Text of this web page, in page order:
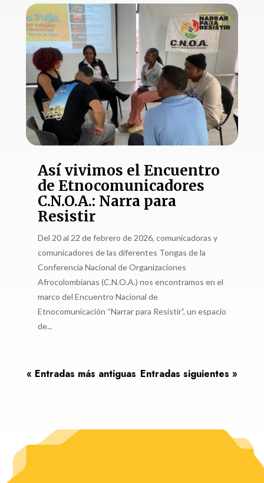
Así vivimos el Encuentro
de Etnocomunicadores
C.N.O.A.: Narra para
Resistir
Del 20 al 22 de febrero de 2026, comunicadoras y
comunicadores de las diferentes Tongas de la
Conferencia Nacional de Organizaciones
Afrocolombianas (C.N.O.A.) nos encontramos en el
marco del Encuentro Nacional de
Etnocomunicación “Narrar para Resistir”, un espacio
de...
« Entradas más antiguas Entradas siguientes »